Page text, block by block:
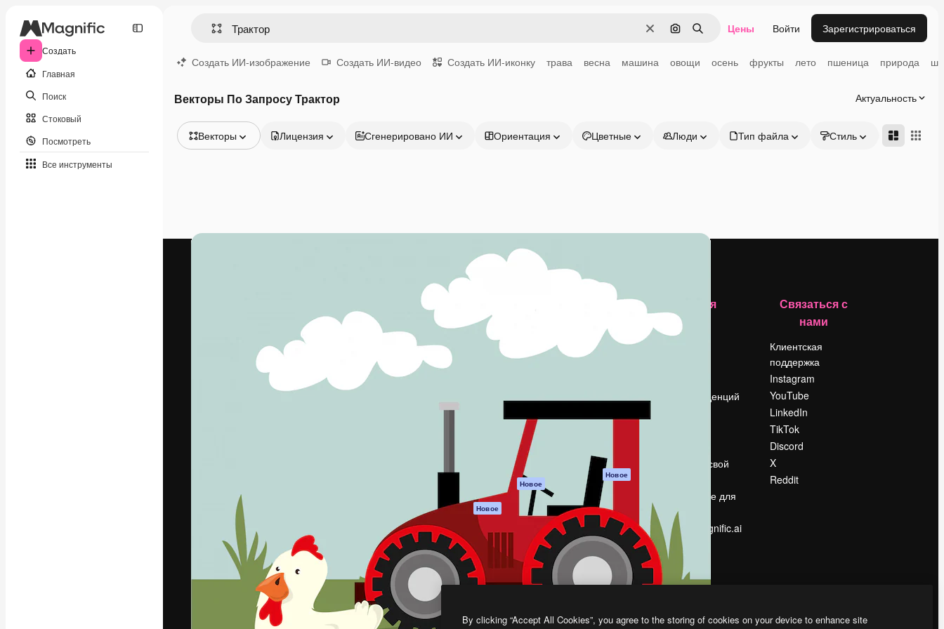
Создать
Главная
Поиск
Стоковый
Посмотреть
Все инструменты
ОчиститьПоиск по изображению
Поиск Цены Войти Зарегистрироваться
Создать ИИ-изображение Создать ИИ-видео Создать ИИ-иконку трава весна машина овощи осень фрукты лето пшеница природа
Векторы По Запросу Трактор Актуальность
Векторы
Видео
Лицензия Сгенерировано ИИ Ориентация Цветные Люди Тип файла Стиль Адвансд
Креативная платформа для создания
ваших лучших работ. Более 1 миллиона
подписчиков среди креаторов,
предприятий, агентств и студий.
Pусский
Spaces
ИИ-помощник
Генератор
ИИ
Стоковый контент
MCP для
Claude/ChatGPT
Новое
Агенты Новое
API
Мобильное
приложение
Все инструменты
Magnific
Документация по
Пакету ИИ
конфиденциальности
Оригиналы
Новое
Политика файлов
cookie
Центр доверия
Партнеры
Предприятие
Компания
Цены
Поиск тенденций
Продайте свой
Помещение для
прессы
Ищете magnific.ai
Связаться с
нами
Клиентская
поддержка
Instagram
YouTube
LinkedIn
TikTok
Discord
X
Reddit
By clicking “Accept All Cookies”, you agree to the storing of cookies on your device to enhance site